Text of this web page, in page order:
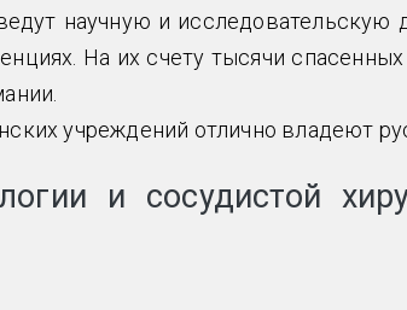
научную и исследовательскую
На их счету тысячи
учреждений отлично владеют
и сосудистой